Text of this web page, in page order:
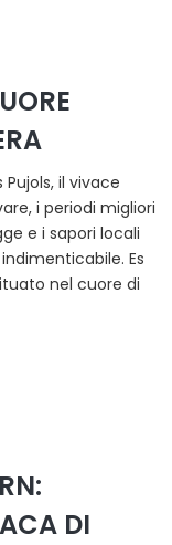
il vivace
i periodi migliori
e i sapori locali
Es
nel cuore di
DI